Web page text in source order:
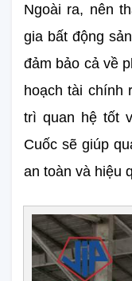
Ngoài ra, nên
gia bất động
đảm bảo cả về
hoạch tài chính
trì quan hệ tốt
Cuốc sẽ giúp
an toàn và hiệu